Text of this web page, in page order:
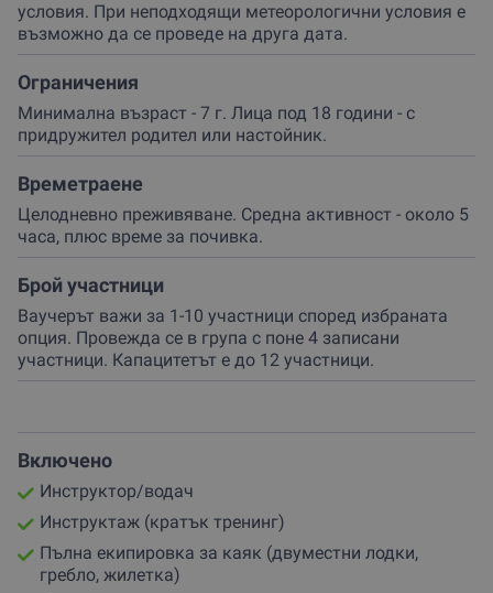
условия. При неподходящи метеорологични условия е
възможно да се проведе на друга дата.
Ограничения
Минимална възраст - 7 г. Лица под 18 години - с
придружител родител или настойник.
Времетраене
Целодневно преживяване. Средна активност - около 5
часа, плюс време за почивка.
Брой участници
Ваучерът важи за 1-10 участници според избраната
опция. Провежда се в група с поне 4 записани
участници. Капацитетът е до 12 участници.
Включено
Инструктор/водач
Инструктаж (кратък тренинг)
Пълна екипировка за каяк (двуместни лодки,
гребло, жилетка)